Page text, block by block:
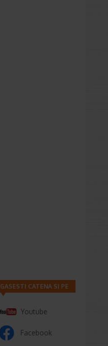
GASESTI CATENA SI PE
Youtube
Facebook